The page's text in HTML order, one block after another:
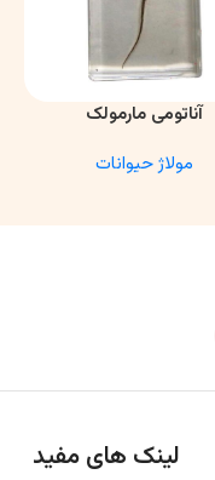
آناتومی مارمولک
مولاژ حیوانات
لینک های مفید